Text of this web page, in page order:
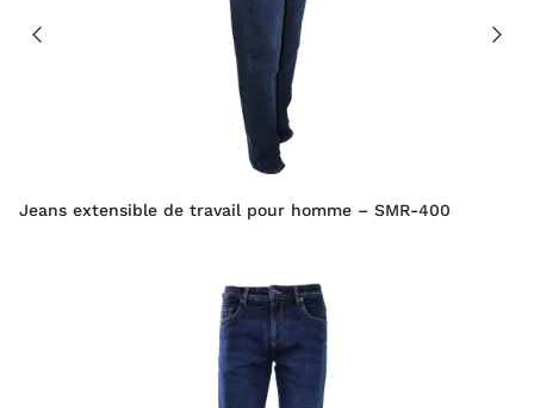
Jeans extensible de travail pour homme – SMR-400